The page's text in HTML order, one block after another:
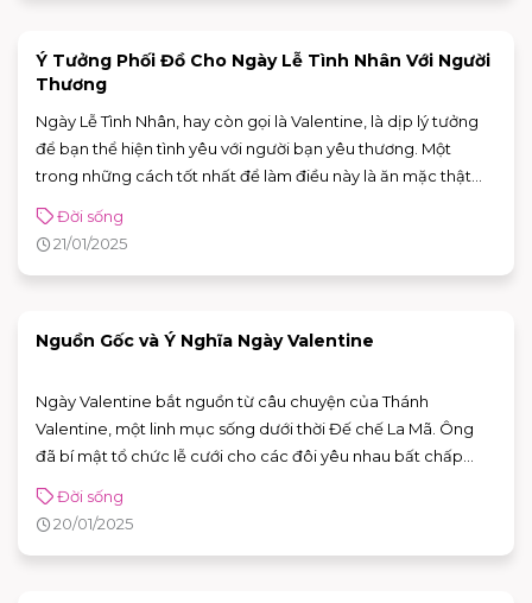
Ý Tưởng Phối Đồ Cho Ngày Lễ Tình Nhân Với Người
Thương
Ngày Lễ Tình Nhân, hay còn gọi là Valentine, là dịp lý tưởng
để bạn thể hiện tình yêu với người bạn yêu thương. Một
trong những cách tốt nhất để làm điều này là ăn mặc thật
hay một buổi hẹn hò giản dị, việc chọn lựa trang phục phù
hợp sẽ giúp ngày lễ của bạn trở nên đặc biệt hơn. Dưới đây
trang nổi tiếng như Hoàng Phúc, Ninomaxx, Couple TX, Aldo,
Đời sống
21/01/2025
Nguồn Gốc và Ý Nghĩa Ngày Valentine
Ngày Valentine bắt nguồn từ câu chuyện của Thánh
Valentine, một linh mục sống dưới thời Đế chế La Mã. Ông
đã bí mật tổ chức lễ cưới cho các đôi yêu nhau bất chấp
tử và mất vào ngày 14/2. Trước khi qua đời, ông gửi một lá
thư cho con gái của viên cai ngục, ký tên "From Your
Đời sống
20/01/2025